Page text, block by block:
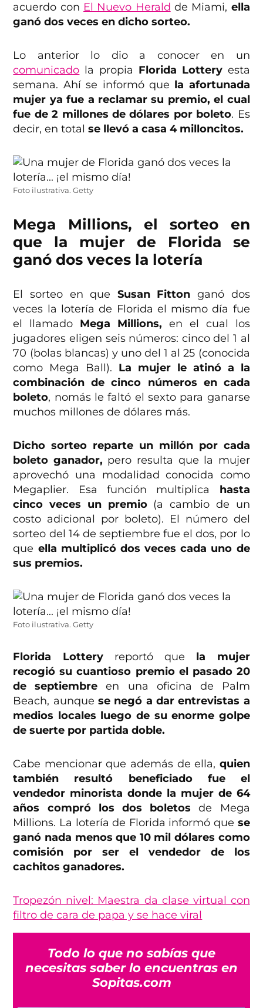
acuerdo con El Nuevo Herald de Miami, ella
ganó dos veces en dicho sorteo.
Lo anterior lo dio a conocer en un
comunicado la propia Florida Lotteryesta
semana. Ahí se informó que la afortunada
mujer ya fue a reclamar su premio, el cual
fue de 2 millones de dólares por boleto. Es
decir, en totalse llevó a casa 4 milloncitos.
Foto ilustrativa. Getty
Mega Millions, el sorteo en
que la mujer de Florida se
ganó dos veces la lotería
El sorteo en que Susan Fitton ganó dos
veces la lotería de Florida el mismo día fue
el llamado Mega Millions, en el cual los
jugadores eligen seis números: cinco del 1 al
70 (bolas blancas) y uno del 1 al 25 (conocida
como Mega Ball). La mujer le atinó a la
combinación de cinco números en cada
boleto, nomás le faltó el sexto para ganarse
muchos millones de dólares más.
Dicho sorteo reparte un millón por cada
boleto ganador, pero resulta que la mujer
aprovechó una modalidad conocida como
Megaplier. Esa función multiplica
hasta
cinco veces un premio(a cambio de un
costo adicional por boleto). El número del
sorteo del 14 de septiembre fue el dos, por lo
que ella multiplicó dos veces cada uno de
sus premios.
Foto ilustrativa. Getty
Florida Lotteryreportó que la mujer
recogió su cuantioso premio el pasado 20
de septiembre en una oficina de Palm
Beach, aunque se negó a dar entrevistas a
medios locales luego de su enorme golpe
de suerte por partida doble.
Cabe mencionar que además de ella, quien
también resultó beneficiado fue el
vendedor minorista donde la mujer de 64
años compró los dos boletos de Mega
Millions. La lotería de Florida informó que se
ganó nada menos que 10 mil dólares como
comisión por ser el vendedor de los
cachitos ganadores.
Tropezón nivel: Maestra da clase virtual con
filtro de cara de papa y se hace viral
Todo lo que no sabías que
necesitas saber lo encuentras en
Sopitas.com